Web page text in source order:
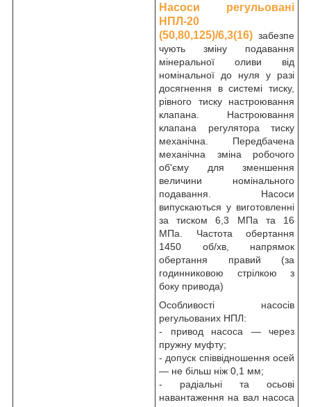
Насоси регульовані
НПЛ-20
(50,80,125)/6,3(16) забезпе
чують зміну подавання
мінеральної оливи від
номінальної до нуля у разі
досягнення в системі тиску,
рівного тиску настроювання
клапана. Настроювання
клапана регулятора тиску
механічна. Передбачена
механічна зміна робочого
об'єму для зменшення
величини номінального
подавання. Насоси
випускаються у виготовленні
за тиском 6,3 МПа та 16
МПа. Частота обертання
1450 об/хв, напрямок
обертання правий (за
годинниковою стрілкою з
боку привода)
Особливості насосів
регульованих НПЛ:
- привод насоса — через
пружну муфту;
- допуск співвідношення осей
— не більш ніж 0,1 мм;
- радіальні та осьові
навантаження на вал насоса